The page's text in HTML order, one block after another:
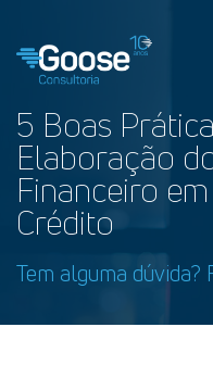
5 Boas
Elaboração
Financeiro
Crédito
Tem alguma dúvida?